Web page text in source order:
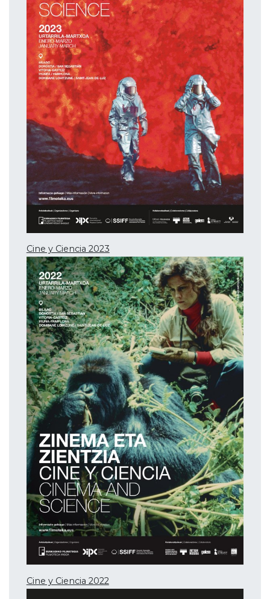
Cine y Ciencia 2023
Cine y Ciencia 2022